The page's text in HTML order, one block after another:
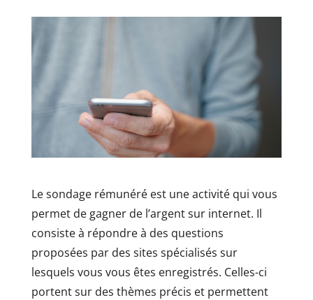
Le sondage rémunéré est une activité qui vous
permet de gagner de l’argent sur internet. Il
consiste à répondre à des questions
proposées par des sites spécialisés sur
lesquels vous vous êtes enregistrés. Celles-ci
portent sur des thèmes précis et permettent